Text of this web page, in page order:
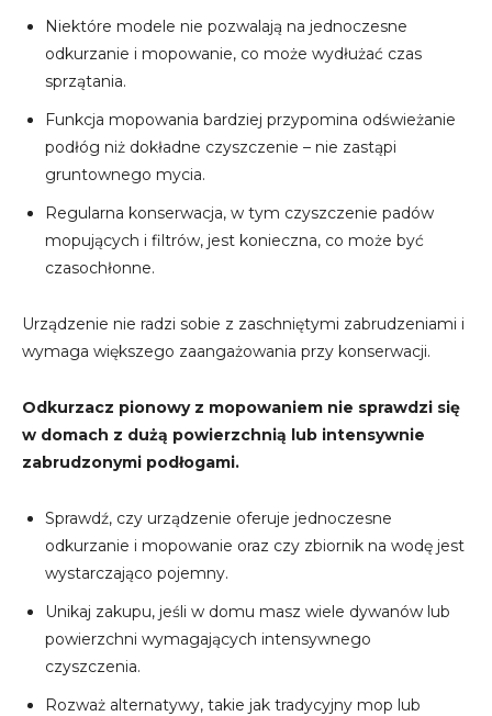
Niektóre modele nie pozwalają na jednoczesne
odkurzanie i mopowanie, co może wydłużać czas
sprzątania.
Funkcja mopowania bardziej przypomina odświeżanie
podłóg niż dokładne czyszczenie – nie zastąpi
gruntownego mycia.
Regularna konserwacja, w tym czyszczenie padów
mopujących i filtrów, jest konieczna, co może być
czasochłonne.
Urządzenie nie radzi sobie z zaschniętymi zabrudzeniami i
wymaga większego zaangażowania przy konserwacji.
Odkurzacz pionowy z mopowaniem nie sprawdzi się
w domach z dużą powierzchnią lub intensywnie
zabrudzonymi podłogami.
Sprawdź, czy urządzenie oferuje jednoczesne
odkurzanie i mopowanie oraz czy zbiornik na wodę jest
wystarczająco pojemny.
Unikaj zakupu, jeśli w domu masz wiele dywanów lub
powierzchni wymagających intensywnego
czyszczenia.
Rozważ alternatywy, takie jak tradycyjny mop lub